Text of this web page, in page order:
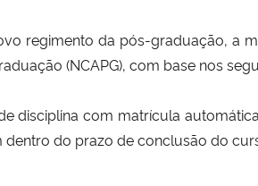
regimento da pós-graduação, a
(NCAPG), com base nos
disciplina com matrícula
dentro do prazo de conclusão do